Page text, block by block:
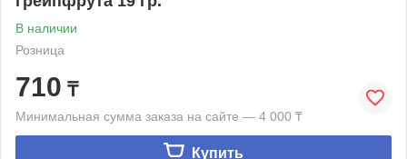
В наличии
Розница
710 ₸
Минимальная сумма заказа на сайте — 4 000 ₸
Купить